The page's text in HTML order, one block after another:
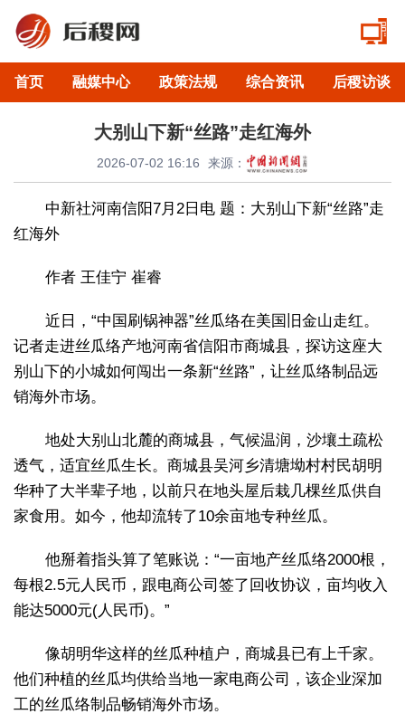
首页 融媒中心 政策法规 综合资讯 后稷访谈
大别山下新“丝路”走红海外
2026-07-02 16:16 来源：
中新社河南信阳7月2日电 题：大别山下新“丝路”走
红海外
作者 王佳宁 崔睿
近日，“中国刷锅神器”丝瓜络在美国旧金山走红。
记者走进丝瓜络产地河南省信阳市商城县，探访这座大
别山下的小城如何闯出一条新“丝路”，让丝瓜络制品远
销海外市场。
地处大别山北麓的商城县，气候温润，沙壤土疏松
透气，适宜丝瓜生长。商城县吴河乡清塘坳村村民胡明
华种了大半辈子地，以前只在地头屋后栽几棵丝瓜供自
家食用。如今，他却流转了10余亩地专种丝瓜。
他掰着指头算了笔账说：“一亩地产丝瓜络2000根，
每根2.5元人民币，跟电商公司签了回收协议，亩均收入
能达5000元(人民币)。”
像胡明华这样的丝瓜种植户，商城县已有上千家。
他们种植的丝瓜均供给当地一家电商公司，该企业深加
工的丝瓜络制品畅销海外市场。